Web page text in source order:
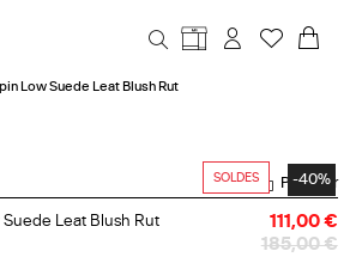
Low Suede Leat Blush Rut
SOLDES -40%
Partager
Leat Blush Rut
185,00 €
111,00 €